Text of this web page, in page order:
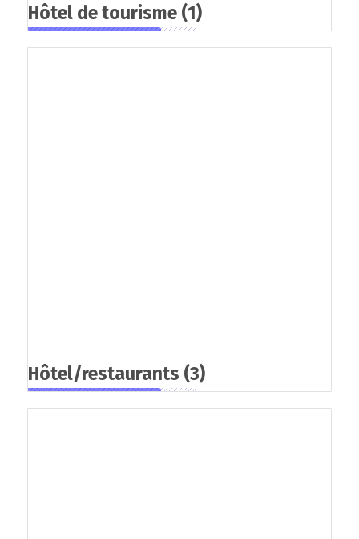
Hôtel de tourisme (1)
Hôtel/restaurants (3)